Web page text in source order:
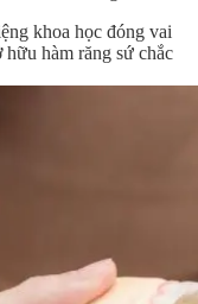
khoa học đóng vai
hàm răng sứ chắc